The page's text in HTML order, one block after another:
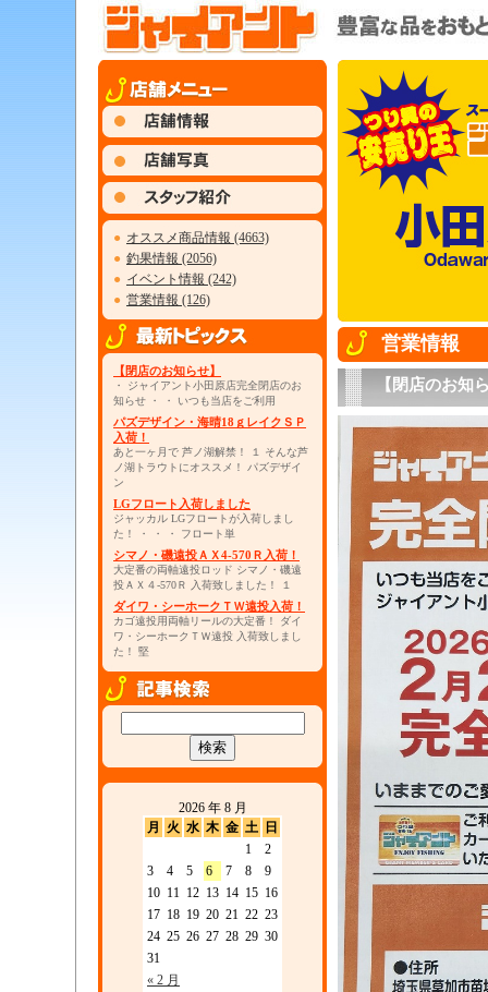
● オススメ商品情報 (4663)
● 釣果情報 (2056)
● イベント情報 (242)
● 営業情報 (126)
【閉店のお知らせ】
・ ジャイアント小田原店完全閉店のお
知らせ ・ ・ いつも当店をご利用
パズデザイン・海晴18ｇレイクＳＰ
入荷！
あと一ヶ月で 芦ノ湖解禁！ １ そんな芦
ノ湖トラウトにオススメ！ パズデザイ
ン
LGフロート入荷しました
ジャッカル LGフロートが入荷しまし
た！ ・ ・ ・ フロート単
シマノ・磯遠投ＡＸ4-570Ｒ入荷！
大定番の両軸遠投ロッド シマノ・磯遠
投ＡＸ４-570Ｒ 入荷致しました！ １
ダイワ・シーホークＴＷ遠投入荷！
カゴ遠投用両軸リールの大定番！ ダイ
ワ・シーホークＴＷ遠投 入荷致しまし
た！ 堅
2026 年 8 月
月
火 水 木 金 土 日
« 2 月
1
2
3
4 5 6 7 8
9
10 11 12 13 14 15 16
17 18 19 20 21 22 23
24 25 26 27 28 29 30
31
営業情報
【閉店のお知